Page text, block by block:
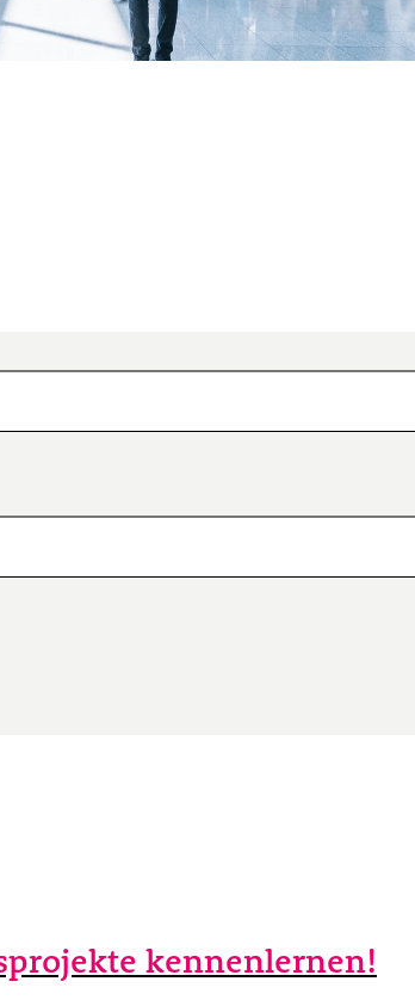
kennenlernen!